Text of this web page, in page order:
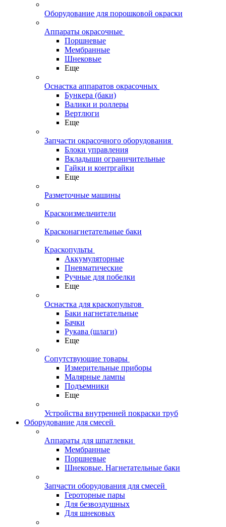
Оборудование для порошковой окраски
Аппараты окрасочные
Поршневые
Мембранные
Шнековые
Еще
Оснастка аппаратов окрасочных
Бункера (баки)
Валики и роллеры
Вертлюги
Еще
Запчасти окрасочного оборудования
Блоки управления
Вкладыши ограничительные
Гайки и контргайки
Еще
Разметочные машины
Краскоизмельчители
Красконагнетательные баки
Краскопульты
Аккумуляторные
Пневматические
Ручные для побелки
Еще
Оснастка для краскопультов
Баки нагнетательные
Бачки
Рукава (шлаги)
Еще
Сопутствующие товары
Измерительные приборы
Малярные лампы
Подъемники
Еще
Устройства внутренней покраски труб
Оборудование для смесей
Аппараты для шпатлевки
Мембранные
Поршневые
Шнековые. Нагнетательные баки
Запчасти оборудования для смесей
Героторные пары
Для безвоздушных
Для шнековых